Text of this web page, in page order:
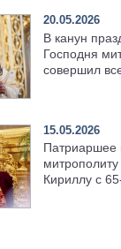
20.05.2026
В канун
Господня
совершил
15.05.2026
Патриаршее
Кириллу с